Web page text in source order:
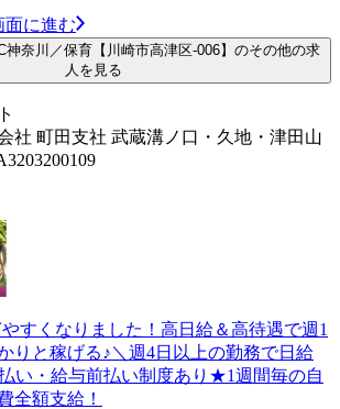
面に進む
神奈川／保育【川崎市高津区-006】のその他の求
人を見る
社 町田支社 武蔵溝ノ口・久地・津田山
すくなりました！高日給＆高待遇で週1
りと稼げる♪＼週4日以上の勤務で日給
い・給与前払い制度あり★1週間毎の自
全額支給！